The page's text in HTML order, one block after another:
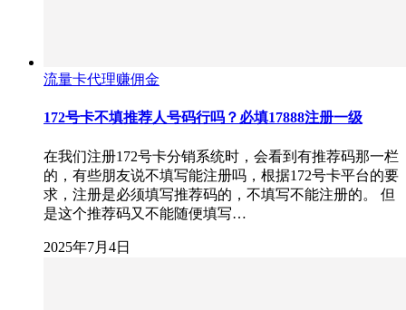
流量卡代理赚佣金
172号卡不填推荐人号码行吗？必填17888注册一级
在我们注册172号卡分销系统时，会看到有推荐码那一栏
的，有些朋友说不填写能注册吗，根据172号卡平台的要
求，注册是必须填写推荐码的，不填写不能注册的。 但
是这个推荐码又不能随便填写…
2025年7月4日